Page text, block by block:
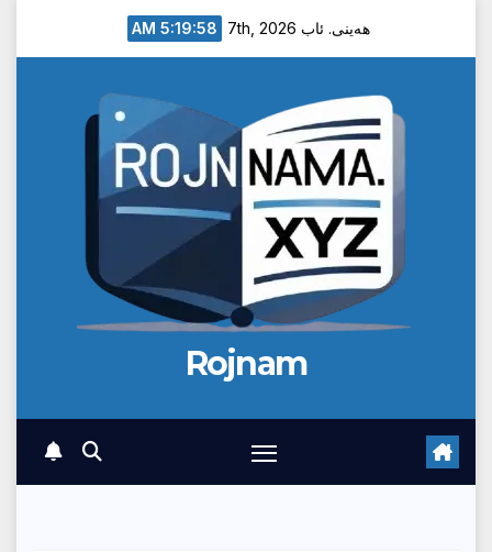
هەینی. ئاب 7th, 2026 5:19:58 AM
Rojnam